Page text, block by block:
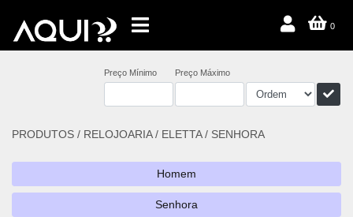
0
PRODUTOS / RELOJOARIA/ ELETTA/ SENHORA
Preço Mínimo Preço Máximo
Homem
Senhora